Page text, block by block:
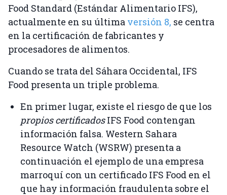
Food Standard (Estándar Alimentario IFS),
actualmente en su última versión 8, se centra
en la certificación de fabricantes y
procesadores de alimentos.
Cuando se trata del Sáhara Occidental, IFS
Food presenta un triple problema.
En primer lugar, existe el riesgo de que los
propios certificadosIFS Food contengan
información falsa. Western Sahara
Resource Watch (WSRW) presenta a
continuación el ejemplo de una empresa
marroquí con un certificado IFS Food en el
que hay información fraudulenta sobre el